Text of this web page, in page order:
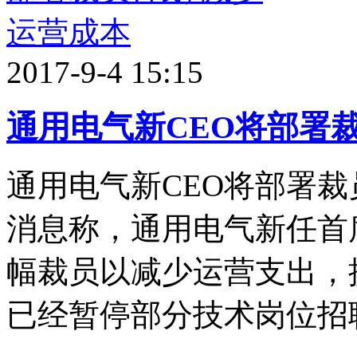
2017-9-4 15:15
通用电气新CEO将部署
通用电气新CEO将部署
消息称，通用电气新任首
幅裁员以减少运营支出
已经暂停部分技术岗位